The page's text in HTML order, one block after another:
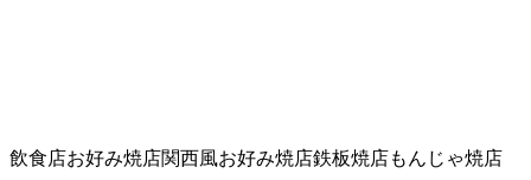
飲食店お好み焼店関西風お好み焼店鉄板焼店もんじゃ焼店